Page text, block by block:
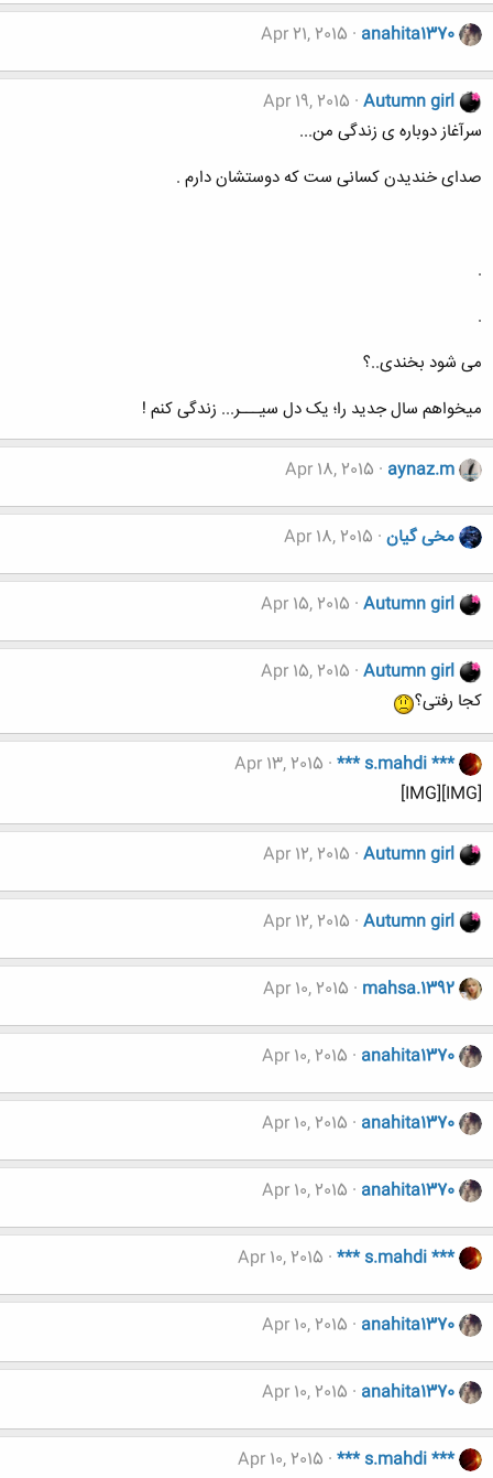
anahita1370
Apr 21, 2015
Autumn girl
Apr 19, 2015
سرآغاز دوباره ی زندگی من...
صدای خندیدن کسانی ست که دوستشان دارم .
.
.
می شود بخندی..؟
میخواهم سال جدید را؛ یک دل سیـــر... زندگی کنم !
aynaz.m
Apr 18, 2015
مخی گیان Apr 18, 2015
Autumn girl
Apr 15, 2015
Autumn girl
Apr 15, 2015
کجا رفتی؟
*** s.mahdi ***
Apr 13, 2015
[IMG][IMG]
Autumn girl
Apr 12, 2015
Autumn girl
Apr 12, 2015
mahsa.1392
Apr 10, 2015
anahita1370
Apr 10, 2015
anahita1370
Apr 10, 2015
anahita1370
Apr 10, 2015
*** s.mahdi ***
Apr 10, 2015
anahita1370
Apr 10, 2015
anahita1370
Apr 10, 2015
*** s.mahdi ***
Apr 10, 2015